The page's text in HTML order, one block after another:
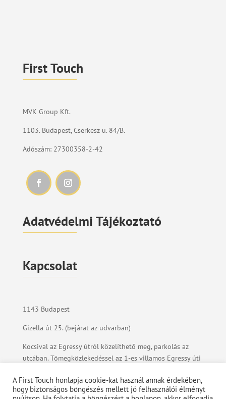
First Touch
MVK Group Kft.
1103. Budapest, Cserkesz u. 84/B.
Adószám: 27300358-2-42
Adatvédelmi Tájékoztató
Kapcsolat
1143 Budapest
Gizella út 25. (bejárat az udvarban)
Kocsival az Egressy útról közelíthető meg, parkolás az
utcában. Tömegközlekedéssel az 1-es villamos Egressy úti
vagyunk.
A First Touch honlapja cookie-kat használ annak érdekében,
hogy biztonságos böngészés mellett jó felhasználói élményt